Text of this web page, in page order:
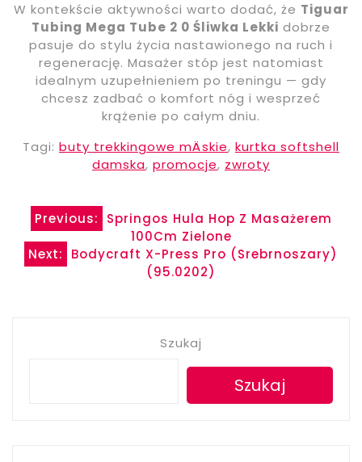
W kontekście aktywności warto dodać, że Tiguar
Tubing Mega Tube 2 0 Śliwka Lekki dobrze
pasuje do stylu życia nastawionego na ruch i
regenerację. Masażer stóp jest natomiast
idealnym uzupełnieniem po treningu — gdy
chcesz zadbać o komfort nóg i wesprzeć
krążenie po całym dniu.
Tagi: buty trekkingowe mÄskie, kurtka softshell
damska, promocje, zwroty
Nawigacja
wpisu
Previous:
Springos Hula Hop Z Masażerem
100Cm Zielone
Next:
Bodycraft X-Press Pro (Srebrnoszary)
(95.0202)
Szukaj
Szukaj